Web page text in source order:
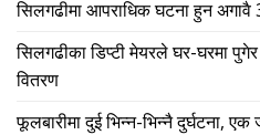
सिलगढीमा आपराधिक घटना हुन अगावै
सिलगढीका डिप्टी मेयरले घर-घरमा
वितरण
फूलबारीमा दुई भिन्न-भिन्नै दुर्घटना,